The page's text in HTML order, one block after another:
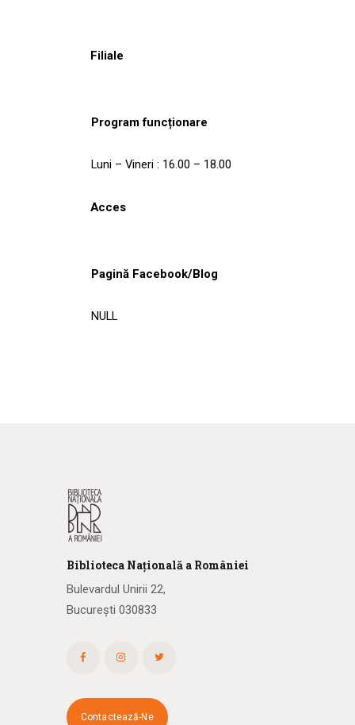
Filiale
Program funcționare
Luni – Vineri : 16.00 – 18.00
Acces
Pagină Facebook/Blog
NULL
Biblioteca Națională a României
Bulevardul Unirii 22,
București 030833
Contactează-Ne